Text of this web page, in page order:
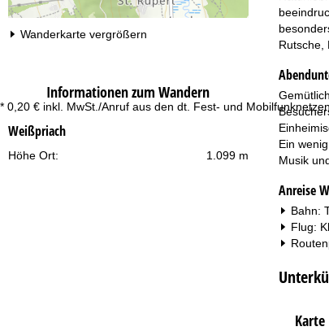
* 0,20 € inkl. MwSt./Anruf aus den dt. Fest- und Mobilfunknetzen
Wanderkarte vergrößern
Informationen zum Wandern
Weißpriach
1.099 m
Höhe Ort:
Rutsche,
Ein
Musik
Anreise
Bahn:
Flug:
Karte